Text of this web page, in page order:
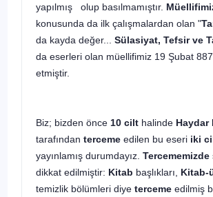
yapılmış olup basılmamıştır.
konusunda da ilk çalışmalardan olan "
da kayda değer... Sülasiyat, Tefsir ve
da eserleri olan müellifimiz 19 Şubat
etmiştir.
Biz; bizden önce 10 cilt halinde Haydar
tarafından terceme edilen bu eseri iki
yayınlamış durumdayız. Tercememizde
dikkat edilmiştir: Kitab başlıkları, Kitab-
temizlik bölümleri diye terceme edilmiş